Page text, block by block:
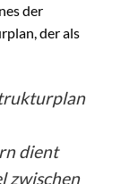
der
der als
dient
zwischen